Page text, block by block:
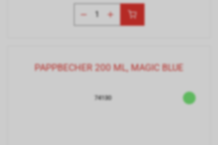
PAPPBECHER 200 ML, MAGIC BLUE
74130